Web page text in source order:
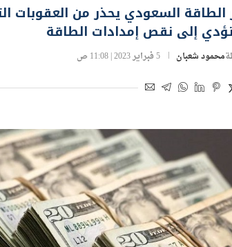
الطاقة السعودي يحذر من العقوبات
إلى نقص إمدادات الطاقة
محمود شعبان 5 فبراير 2023 | 11:08 ص